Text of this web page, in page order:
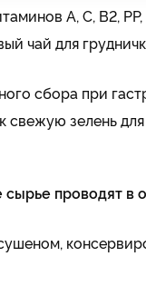
A, C, B2, PP,
чай для
сбора при
зелень для
проводят в